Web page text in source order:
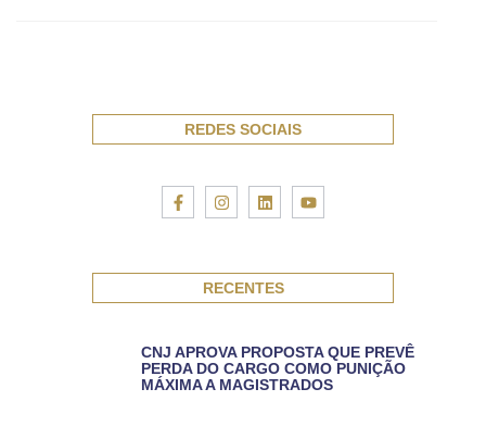
REDES SOCIAIS
RECENTES
CNJ APROVA PROPOSTA QUE PREVÊ
PERDA DO CARGO COMO PUNIÇÃO
MÁXIMA A MAGISTRADOS